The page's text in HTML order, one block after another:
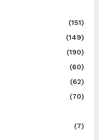
(151)
(149)
(190)
(60)
(62)
(70)
(7)